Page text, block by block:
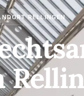
RELLINGEN